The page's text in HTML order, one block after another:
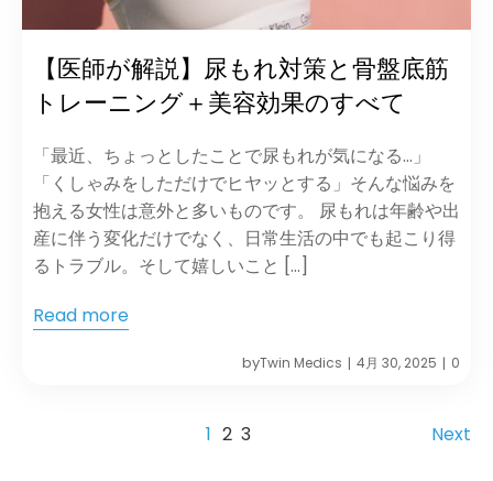
【医師が解説】尿もれ対策と骨盤底筋
トレーニング＋美容効果のすべて
「最近、ちょっとしたことで尿もれが気になる…」
「くしゃみをしただけでヒヤッとする」そんな悩みを
抱える女性は意外と多いものです。 尿もれは年齢や出
産に伴う変化だけでなく、日常生活の中でも起こり得
るトラブル。そして嬉しいこと […]
Read more
byTwin Medics | 4月 30, 2025 | 0
1 2 3 Next